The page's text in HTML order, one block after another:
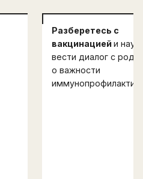
Разберетесь с
вакцинациейи
вести диалог с
о важности